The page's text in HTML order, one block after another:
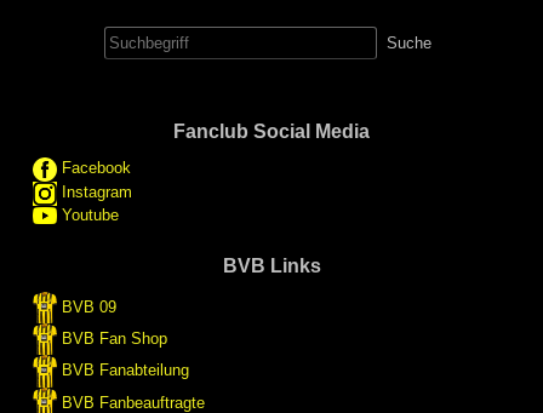
nach:
Fanclub Social Media
Facebook
Instagram
Youtube
BVB Links
BVB 09
BVB Fan Shop
BVB Fanabteilung
BVB Fanbeauftragte